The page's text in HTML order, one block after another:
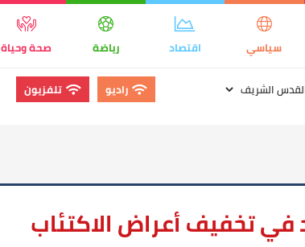
سياسي اقتصاد رياضة صحة وحياة
راديو تلفزيون
تخفيف أعراض الاكتئاب